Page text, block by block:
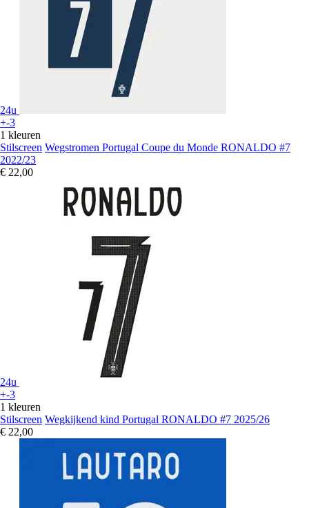
24u
+-3
1 kleuren
Stilscreen Wegstromen Portugal Coupe du Monde RONALDO #7
2022/23
€ 22,00
24u
+-3
1 kleuren
Stilscreen Wegkijkend kind Portugal RONALDO #7 2025/26
€ 22,00